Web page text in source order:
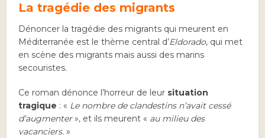
La tragédie des migrants
Dénoncer la tragédie des migrants qui meurent en
Méditerranée est le thème central d’Eldorado, qui met
en scène des migrants mais aussi des marins
secouristes.
Ce roman dénonce l’horreur de leur situation
tragique : « Le nombre de clandestins n’avait cessé
d’augmenter», et ils meurent « au milieu des
vacanciers.»